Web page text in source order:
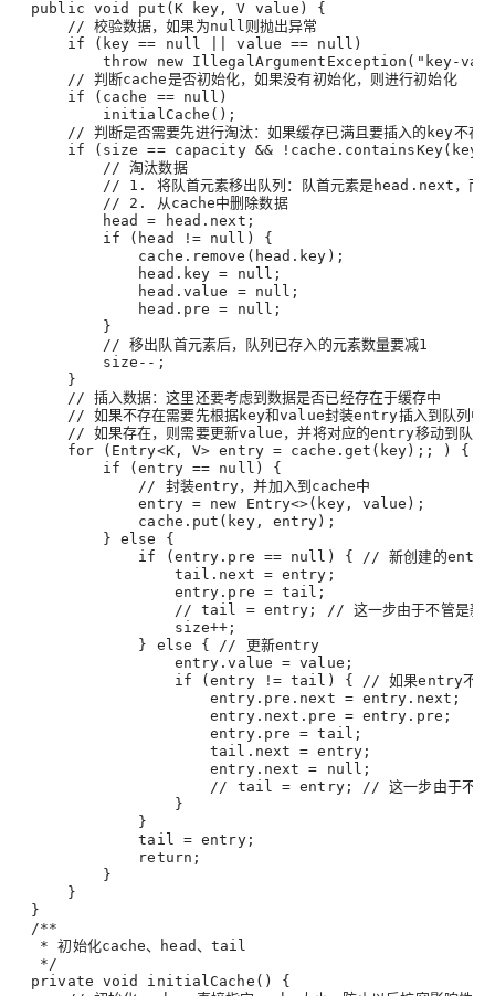
public void put(K key, V value) {
// 校验数据，如果为null则抛出异常
if ( key == null || value == null)
throw new IllegalArgumentException("key-value
// 判断cache是否初始化，如果没有初始化，则进行初始化
if ( cache == null)
initialCache() ;
// 判断是否需要先进行淘汰：如果缓存已满且要插入的key不在缓
if ( size == capacity &&
// 淘汰数据
// 1. 将队首元素移出队列：队首元素是head.next，而不是
// 2. 从cache中删除数据
head
= head.next ;
if (head != null) {
cache.remove(head.key) ;
head.key = null ;
head.value = null ;
head.pre = null ;
}
// 移出队首元素后，队列已存入的元素数量要减1
size-- ;
}
// 插入数据：这里还要考虑到数据是否已经存在于缓存中
// 如果不存在需要先根据key和value封装entry插入到队列中，
// 如果存在，则需要更新value，并将对应的entry移动到队尾
for (Entry<K, V> entry = cache.get(key) ;; ) {
if (entry == null) {
// 封装entry，并加入到cache中
entry = new Entry<>(key, value) ;
cache.put(key, entry) ;
} else {
if (entry.pre == null) { // 新创建的entry，
tail.next = entry ;
entry.pre = tail ;
// tail = entry ; // 这一步由于不管是新
size++ ;
} else { // 更新entry
entry.value = value ;
if (entry != tail) { // 如果entry不在队尾，
entry.pre.next = entry.next ;
entry.next.pre = entry.pre ;
entry.pre = tail ;
tail.next = entry;
entry.next = null ;
// tail = entry; // 这一步由于不管
}
}
tail
= entry;
return ;
}
}
}
/**
* 初始化cache、head、tail
*/
private void initialCache() {